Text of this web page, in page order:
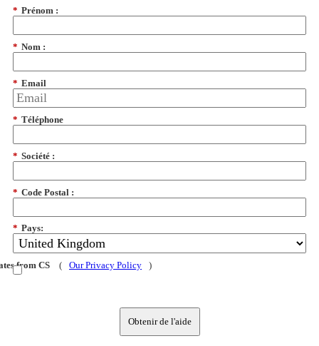
* Prénom :
* Nom :
* Email
* Téléphone
* Société :
* Code Postal :
* Pays:
from CS ( Our Privacy Policy )
Obtenir de l'aide